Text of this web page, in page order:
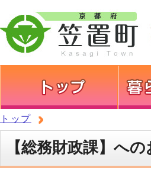
トップ
【総務財政課】へ